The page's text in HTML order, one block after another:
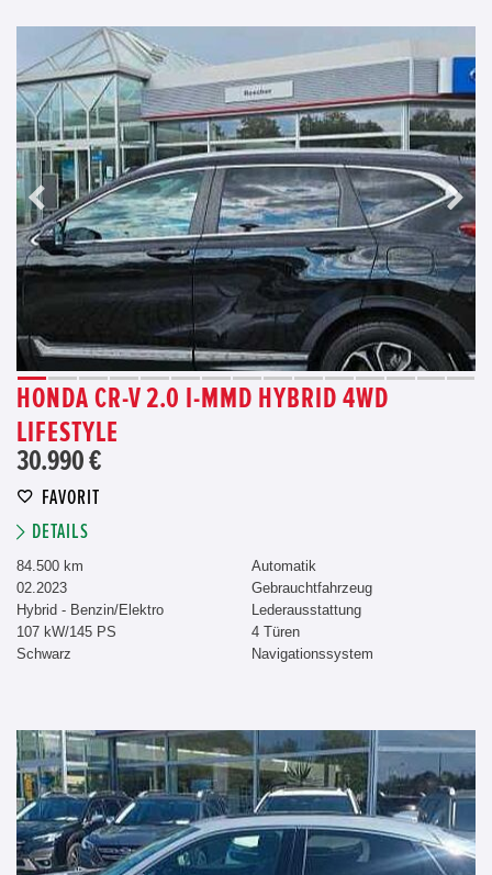
HONDA CR-V 2.0 I-MMD HYBRID 4WD
LIFESTYLE
30.990 €
FAVORIT
DETAILS
84.500 km
02.2023
Hybrid - Benzin/Elektro
107 kW/145 PS
Schwarz
Automatik
Gebrauchtfahrzeug
Lederausstattung
4 Türen
Navigationssystem